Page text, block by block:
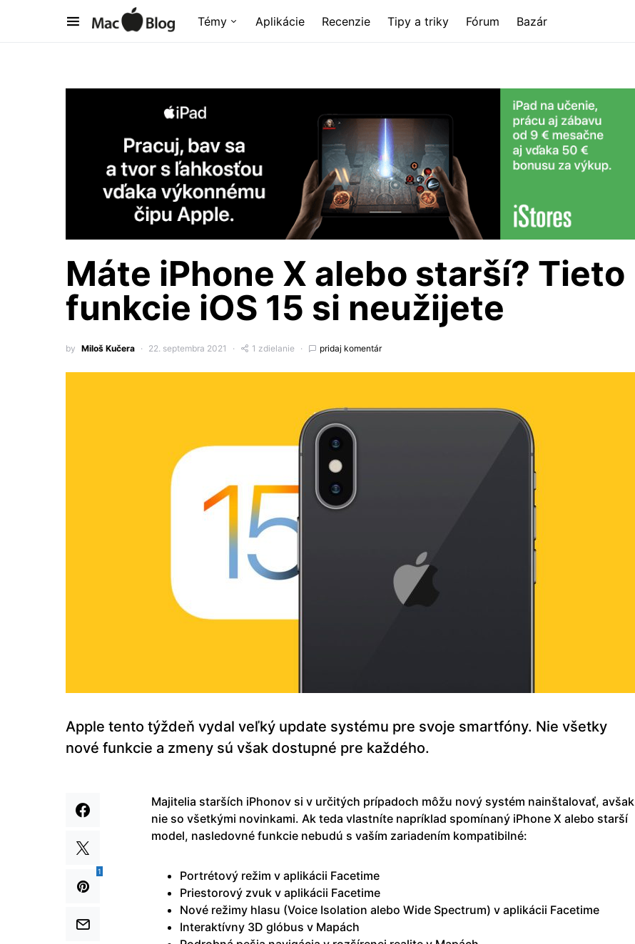
Témy Aplikácie Recenzie Tipy a triky Fórum Bazár
Máte iPhone X alebo starší? Tieto
funkcie iOS 15 si neužijete
by Miloš Kučera 22. septembra 2021 1 zdielanie pridaj komentár
Apple tento týždeň vydal veľký update systému pre svoje smartfóny. Nie všetky
nové funkcie a zmeny sú však dostupné pre každého.
1
Majitelia starších iPhonov si v určitých prípadoch môžu nový systém nainštalovať, avšak
nie so všetkými novinkami. Ak teda vlastníte napríklad spomínaný iPhone X alebo starší
model, nasledovné funkcie nebudú s vaším zariadením kompatibilné:
Portrétový režim v aplikácii Facetime
Priestorový zvuk v aplikácii Facetime
Nové režimy hlasu (Voice Isolation alebo Wide Spectrum) v aplikácii Facetime
Interaktívny 3D glóbus v Mapách